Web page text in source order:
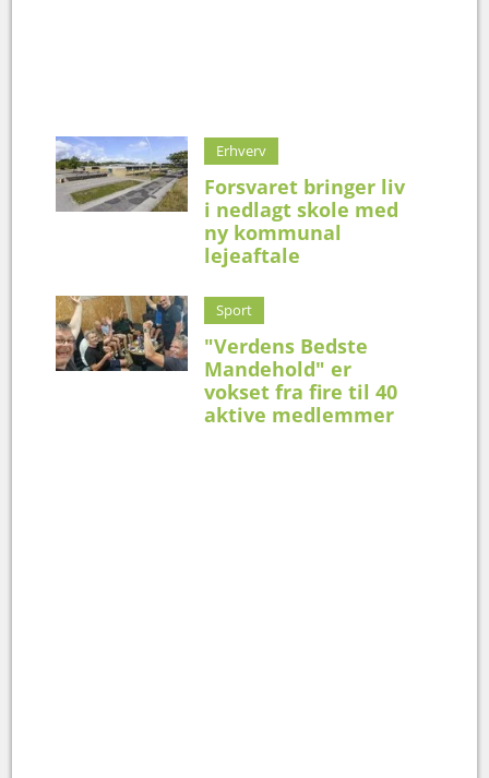
Erhverv
Forsvaret bringer liv
i nedlagt skole med
ny kommunal
lejeaftale
Sport
"Verdens Bedste
Mandehold" er
vokset fra fire til 40
aktive medlemmer